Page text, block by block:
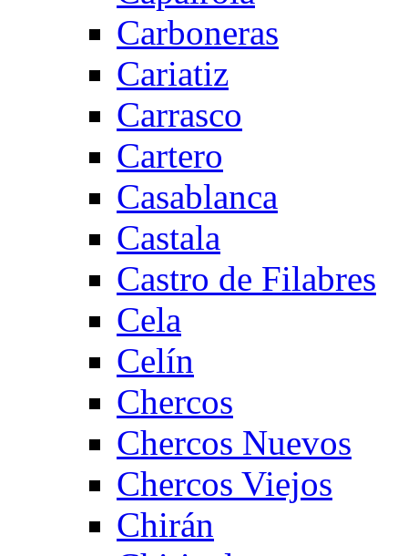
Carboneras
Cariatiz
Carrasco
Cartero
Casablanca
Castala
Castro de Filabres
Cela
Celín
Chercos
Chercos Nuevos
Chercos Viejos
Chirán